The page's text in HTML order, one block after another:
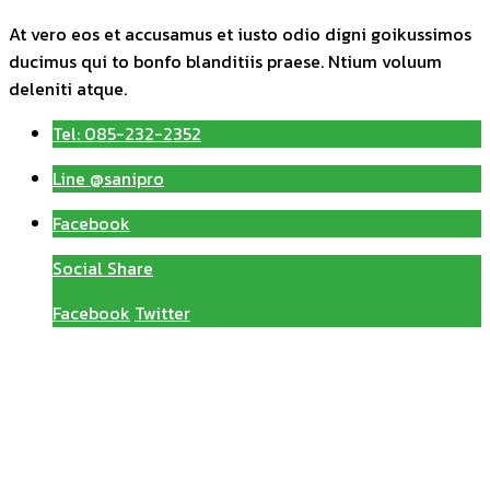
At vero eos et accusamus et iusto odio digni goikussimos
ducimus qui to bonfo blanditiis praese. Ntium voluum
deleniti atque.
Tel: 085-232-2352
Line @sanipro
Facebook
Social Share
Facebook Twitter